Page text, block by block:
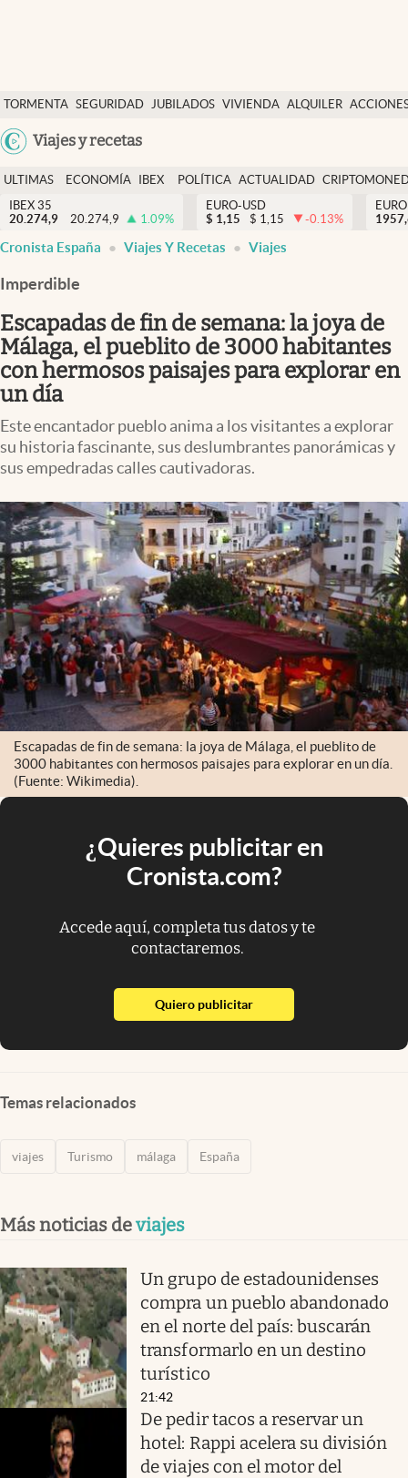
TORMENTA SEGURIDAD JUBILADOS VIVIENDA ALQUILER
Viajes y recetas
Economía y finanzas
Política
Actualidad
Criptomonedas
España
ULTIMAS
NOTICIAS
ECONOMÍA
FINANZAS
IBEX
EURO
POLÍTICA ACTUALIDAD
IBEX 35
20.274,9
20.274,9 1.09%
EURO-USD
$ 1,15 $ 1,15 -0.13%
Cronista España Viajes Y Recetas Viajes
Imperdible
Escapadas de fin de semana: la joya de
Málaga, el pueblito de 3000 habitantes
con hermosos paisajes para explorar en
un día
Este encantador pueblo anima a los visitantes a explorar
su historia fascinante, sus deslumbrantes panorámicas y
sus empedradas calles cautivadoras.
Escapadas de fin de semana: la joya de Málaga, el pueblito de
3000 habitantes con hermosos paisajes para explorar en un día.
(Fuente: Wikimedia).
¿Quieres publicitar en
Cronista.com?
Accede aquí, completa tus datos y te
contactaremos.
Quiero publicitarabre en nueva pestaña
Temas relacionados
viajes Turismo málaga España
Más noticias deviajes
Un grupo de estadounidenses
compra un pueblo abandonado
en el norte del país: buscarán
transformarlo en un destino
turístico
21:42
De pedir tacos a reservar un
hotel: Rappi acelera su división
de viajes con el motor del